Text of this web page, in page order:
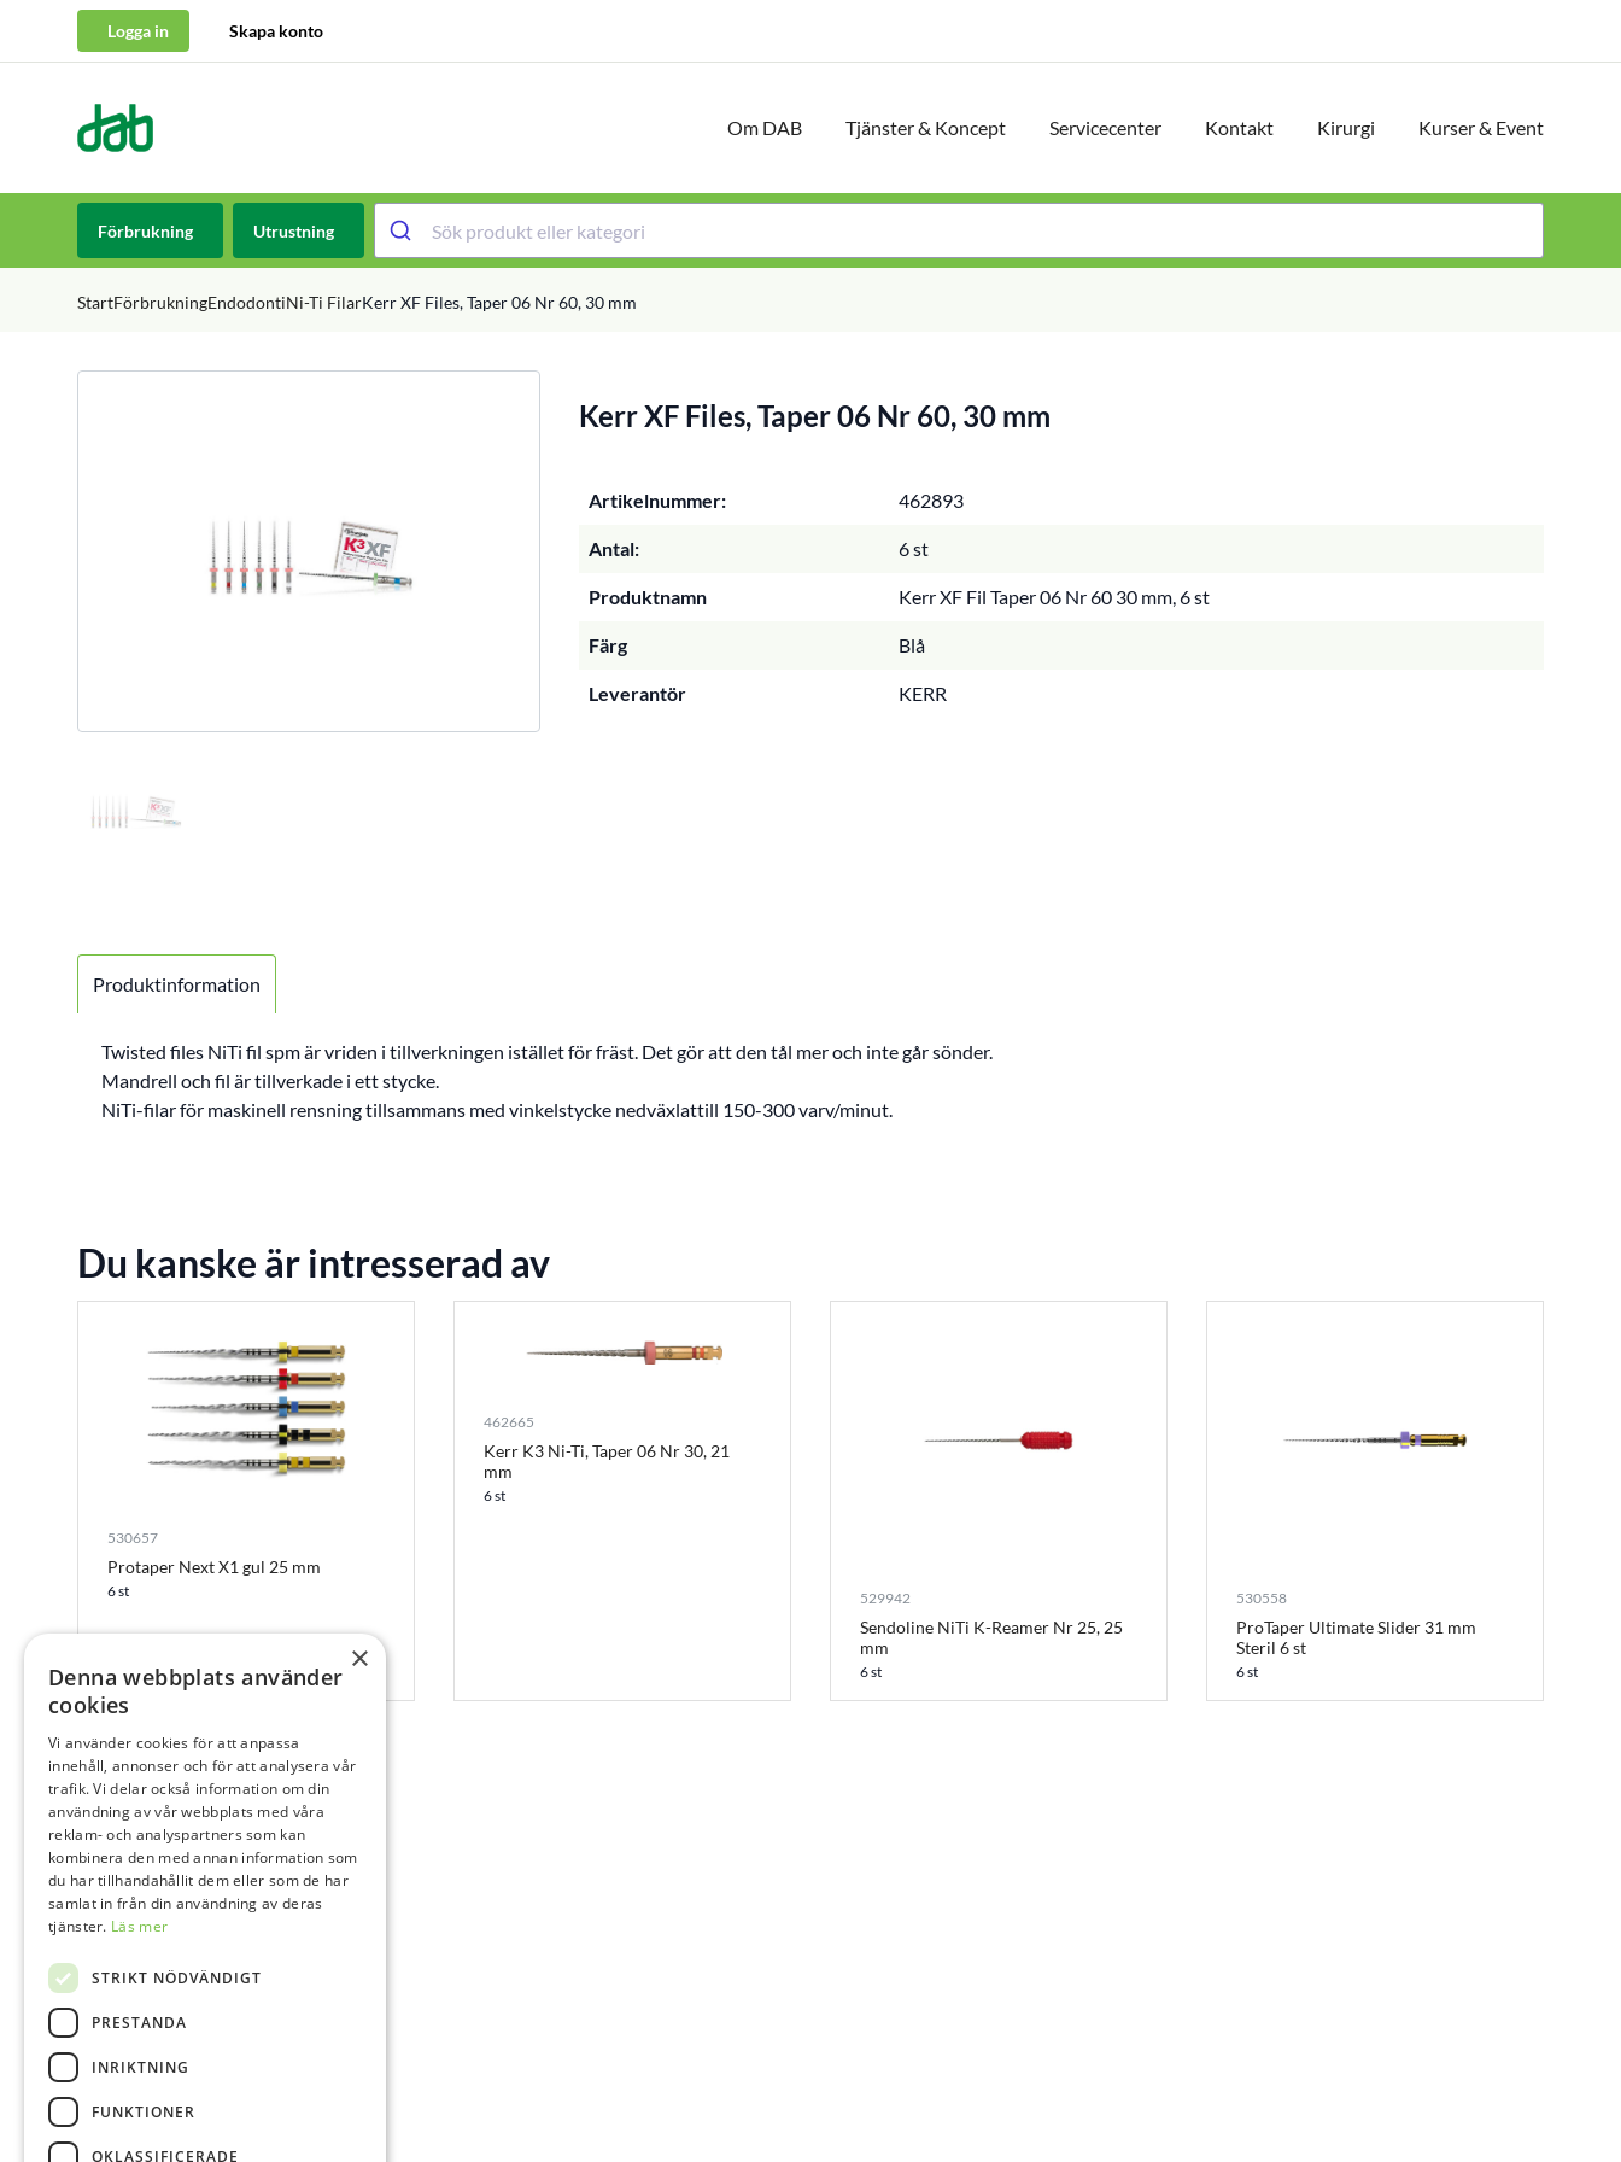
Logga in Skapa konto
DAB Dental Om DAB Tjänster & Koncept Servicecenter Kontakt Kirurgi Kurser & Event
Förbrukning Utrustning
StartFörbrukningEndodontiNi-Ti FilarKerr XF Files, Taper 06 Nr 60, 30 mm
Kerr XF Files, Taper 06 Nr 60, 30 mm
Artikelnummer: 462893
Antal: 6 st
Produktnamn Kerr XF Fil Taper 06 Nr 60 30 mm, 6 st
Färg Blå
Leverantör KERR
Produktinformation
Twisted files NiTi fil spm är vriden i tillverkningen istället för fräst. Det gör att den tål mer och inte går sönder.
Mandrell och fil är tillverkade i ett stycke.
NiTi-filar för maskinell rensning tillsammans med vinkelstycke nedväxlattill 150-300 varv/minut.
Du kanske är intresserad av
530657
Protaper Next X1 gul 25 mm
6 st
462665
Kerr K3 Ni-Ti, Taper 06 Nr 30, 21
mm
6 st
529942
Sendoline NiTi K-Reamer Nr 25, 25
mm
6 st
530558
ProTaper Ultimate Slider 31 mm
Steril 6 st
6 st
×
Denna webbplats använder
cookies
Vi använder cookies för att anpassa
innehåll, annonser och för att analysera vår
trafik. Vi delar också information om din
användning av vår webbplats med våra
reklam- och analyspartners som kan
kombinera den med annan information som
du har tillhandahållit dem eller som de har
samlat in från din användning av deras
tjänster. Läs mer
STRIKT NÖDVÄNDIGT
PRESTANDA
INRIKTNING
FUNKTIONER
OKLASSIFICERADE